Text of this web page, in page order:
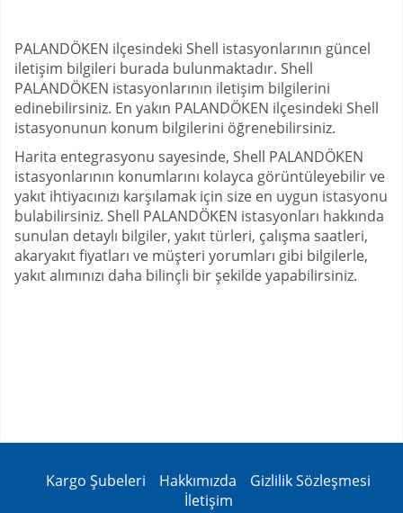
PALANDÖKEN ilçesindeki Shell istasyonlarının güncel
iletişim bilgileri burada bulunmaktadır. Shell
PALANDÖKEN istasyonlarının iletişim bilgilerini
edinebilirsiniz. En yakın PALANDÖKEN ilçesindeki Shell
istasyonunun konum bilgilerini öğrenebilirsiniz.
Harita entegrasyonu sayesinde, Shell PALANDÖKEN
istasyonlarının konumlarını kolayca görüntüleyebilir ve
yakıt ihtiyacınızı karşılamak için size en uygun istasyonu
bulabilirsiniz. Shell PALANDÖKEN istasyonları hakkında
sunulan detaylı bilgiler, yakıt türleri, çalışma saatleri,
akaryakıt fiyatları ve müşteri yorumları gibi bilgilerle,
yakıt alımınızı daha bilinçli bir şekilde yapabilirsiniz.
Kargo Şubeleri Hakkımızda
Gizlilik Sözleşmesi
İletişim